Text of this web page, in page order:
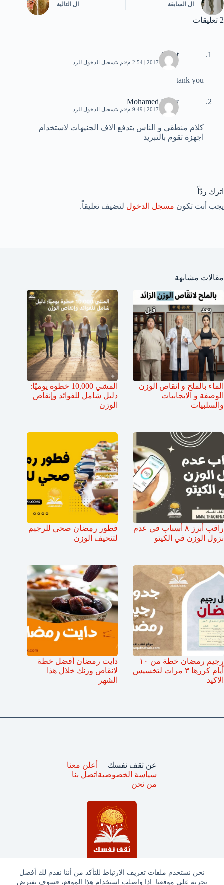
نحن نستخدم ملفات تعريف الارتباط للتأكد من أننا نقدم لك أفضل
تجربة على موقعنا. إذا واصلت استخدام هذا الموقع، فسوف نفترض
ال السابقة ال التالية
2 تعليقات
hayet
22 يناير، 2017 | 2:54 م قم بتسجيل الدخول للرد
tank you
Mohamed Fathy
22 يناير، 2017 | 9:49 م قم بتسجيل الدخول للرد
كلام منطقى و الناس بتدفع الاف الجنيهات لاستخدام
اجهزة تقوم بالتبريد
اترك ردّاً
يجب أنت تكون مسجل الدخول لتضيف تعليقاً.
مقالات مشابهة
الماء بالملح و انقاص الوزن
الوصفة و الايجابيات
والسلبيات
المشي 10,000 خطوة يوميًا:
دليل شامل للفوائد وإنقاص
الوزن
راقب أبرز ٨ أسباب في عدم
نزول الوزن في الكيتو
فطور رمضان صحي للرجيم
لتنحيف الوزن
رجيم رمضان خطة من ١٠
أيام كررها ٣ مرات لتخسيس
الاكيد
دايت رمضان أفضل خطة
لانقاص وزنك خلال هذا
الشهر
عن ثقف نفسك
سياسة الخصوصية
من نحن
أعلن معنا
اتصل بنا